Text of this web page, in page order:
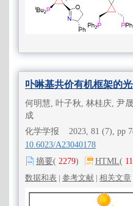
卟啉基共价有机框架的
何明慧, 叶子秋, 林桂庆, 尹
成
化学学报 2023, 81 (7), pp
10.6023/A23040178
摘要( 2279) HTML(
数据和表 | 参考文献 | 相关文章